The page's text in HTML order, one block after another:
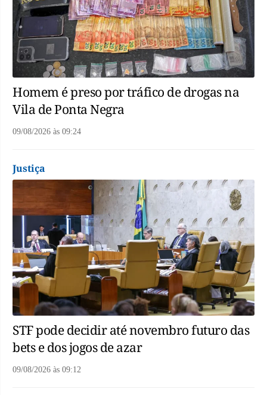
Homem é preso por tráfico de drogas na
Vila de Ponta Negra
09/08/2026 às 09:24
Justiça
STF pode decidir até novembro futuro das
bets e dos jogos de azar
09/08/2026 às 09:12